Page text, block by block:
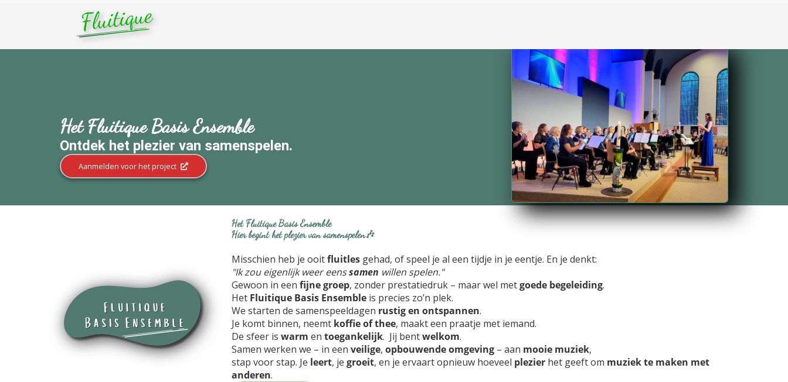
Het Fluitique Basis Ensemble
Ontdek het plezier van samenspelen.
Aanmelden voor het project
Het Fluitique Basis Ensemble
Hier begint het plezier van samenspelen🎶
Misschien heb je ooitfluitlesgehad, of speel je al een tijdje in je eentje. En je denkt:
"Ik zou eigenlijk weer eenssamen willen spelen."
Gewoon in een fijne groep, zonder prestatiedruk – maar wel metgoede begeleiding.
Het Fluitique Basis Ensembleis precies zo’n plek.
We starten de samenspeeldagen rustig en ontspannen.
Je komt binnen, neemt koffie of thee, maakt een praatje met iemand.
De sfeer is warm en toegankelijk. Jij bentwelkom.
Samen werken we – in een veilige, opbouwende omgeving– aan mooie muziek,
stap voor stap. Je leert, je groeit, en je ervaart opnieuw hoeveel plezierhet geeft om muziek te maken met
anderen.